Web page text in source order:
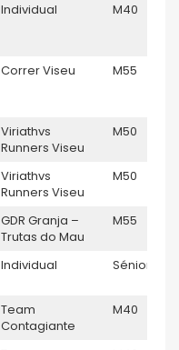
Individual M40
Correr Viseu M55
Viriathvs
Runners Viseu
M50
Viriathvs
Runners Viseu
M50
GDR Granja –
Trutas do Mau
M55
Individual Sénior M
Team
Contagiante
M40